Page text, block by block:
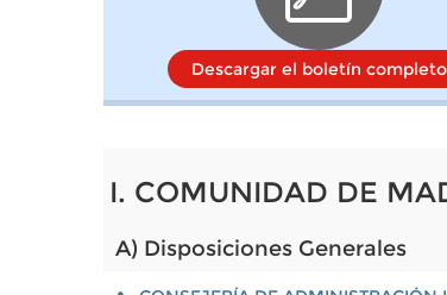
Descargar el boletín completo
I. COMUNIDAD DE
A) Disposiciones Generales